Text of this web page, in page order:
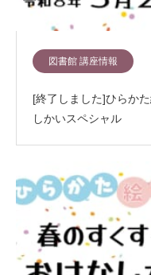
図書館 講座情報
[終了しました]ひらか
しかいスペシャル